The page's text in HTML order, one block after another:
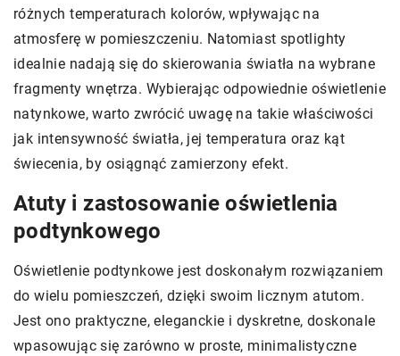
różnych temperaturach kolorów, wpływając na
atmosferę w pomieszczeniu. Natomiast spotlighty
idealnie nadają się do skierowania światła na wybrane
fragmenty wnętrza. Wybierając odpowiednie oświetlenie
natynkowe, warto zwrócić uwagę na takie właściwości
jak intensywność światła, jej temperatura oraz kąt
świecenia, by osiągnąć zamierzony efekt.
Atuty i zastosowanie oświetlenia
podtynkowego
Oświetlenie podtynkowe jest doskonałym rozwiązaniem
do wielu pomieszczeń, dzięki swoim licznym atutom.
Jest ono praktyczne, eleganckie i dyskretne, doskonale
wpasowując się zarówno w proste, minimalistyczne